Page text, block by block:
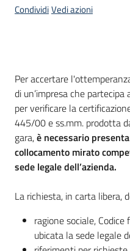
I
Lavoro
per
te
su
CondividiVedi azioni
Cos'è
Per accertare
di un’impresa che
per verificare la
445/00 e ss.mm. prodotta
gara,è necessario
collocamento mirato
sede legale dell’azienda.
La richiesta, in carta libera,
ragione sociale,
ubicata la sede legale